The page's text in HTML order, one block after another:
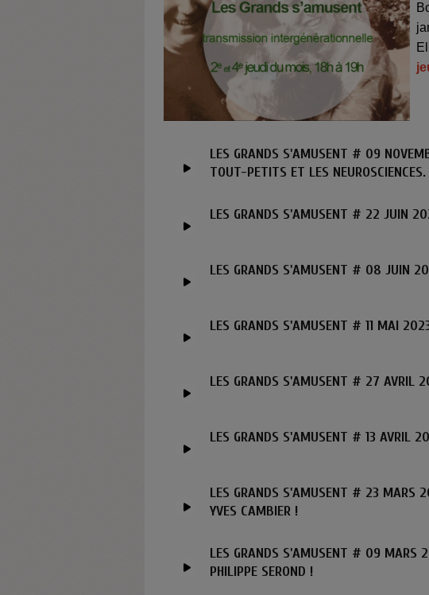
LES GRANDS S'AMUSENT # 09
TOUT-PETITS ET LES NEUROSCIENCES.
LES GRANDS S'AMUSENT # 22 JUIN
LES GRANDS S'AMUSENT # 08 JUIN
LES GRANDS S'AMUSENT # 11 MAI
LES GRANDS S'AMUSENT # 27 AVRIL
LES GRANDS S'AMUSENT # 13 AVRIL
LES GRANDS S'AMUSENT # 23 MARS
YVES CAMBIER !
LES GRANDS S'AMUSENT # 09 MARS
PHILIPPE SEROND !